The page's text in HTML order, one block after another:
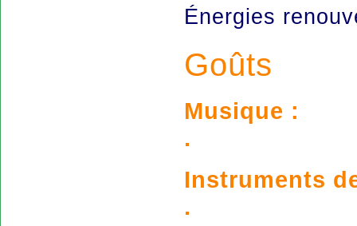
Énergies
Goûts
Musique :
.
Instruments
.